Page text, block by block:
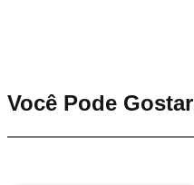
Você Pode Gostar